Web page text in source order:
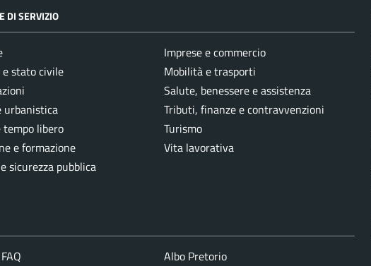
DI SERVIZIO
stato civile
urbanistica
tempo libero
e formazione
sicurezza pubblica
Imprese e commercio
Mobilità e trasporti
Salute, benessere e assistenza
Tributi, finanze e contravvenzioni
Turismo
Vita lavorativa
Albo Pretorio